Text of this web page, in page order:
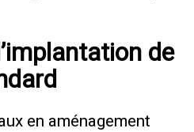
de
en aménagement